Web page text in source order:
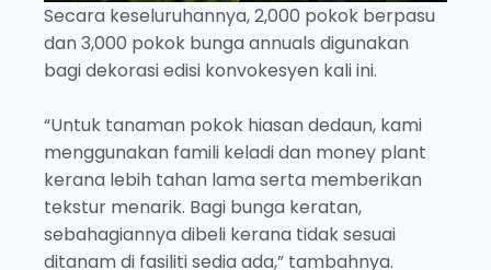
Secara keseluruhannya, 2,000 pokok berpasu
dan 3,000 pokok bunga annuals digunakan
bagi dekorasi edisi konvokesyen kali ini.
“Untuk tanaman pokok hiasan dedaun, kami
menggunakan famili keladi dan money plant
kerana lebih tahan lama serta memberikan
tekstur menarik. Bagi bunga keratan,
sebahagiannya dibeli kerana tidak sesuai
ditanam di fasiliti sedia ada,” tambahnya.